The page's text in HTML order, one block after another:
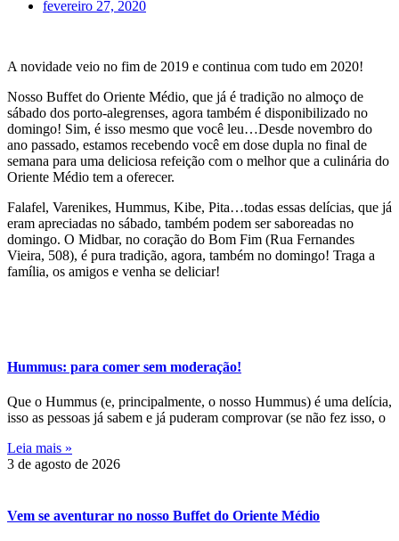
fevereiro 27, 2020
A novidade veio no fim de 2019 e continua com tudo em 2020!
Nosso Buffet do Oriente Médio, que já é tradição no almoço de
sábado dos porto-alegrenses, agora também é disponibilizado no
domingo! Sim, é isso mesmo que você leu…Desde novembro do
ano passado, estamos recebendo você em dose dupla no final de
semana para uma deliciosa refeição com o melhor que a culinária do
Oriente Médio tem a oferecer.
Falafel, Varenikes, Hummus, Kibe, Pita…todas essas delícias, que já
eram apreciadas no sábado, também podem ser saboreadas no
domingo. O Midbar, no coração do Bom Fim (Rua Fernandes
Vieira, 508), é pura tradição, agora, também no domingo! Traga a
família, os amigos e venha se deliciar!
Hummus: para comer sem moderação!
Que o Hummus (e, principalmente, o nosso Hummus) é uma delícia,
isso as pessoas já sabem e já puderam comprovar (se não fez isso, o
Leia mais »
3 de agosto de 2026
Vem se aventurar no nosso Buffet do Oriente Médio